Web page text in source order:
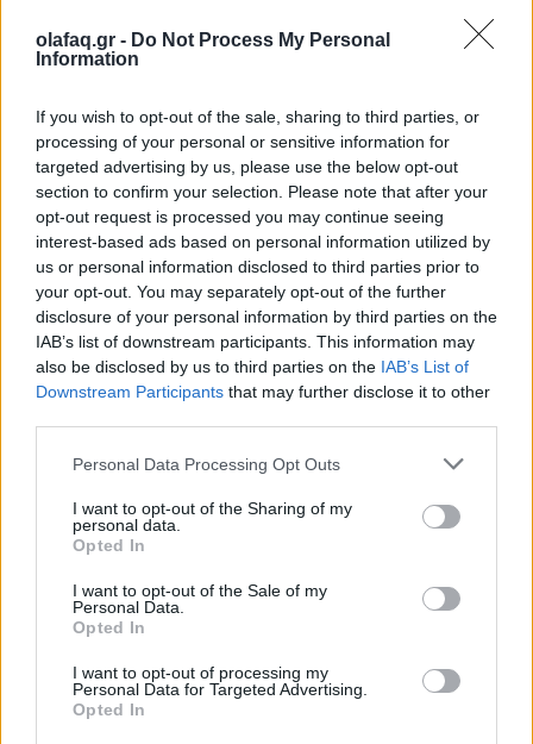
olafaq.gr - Do Not Process My Personal
Information
If you wish to opt-out of the sale, sharing to third parties, or
processing of your personal or sensitive information for
targeted advertising by us, please use the below opt-out
section to confirm your selection. Please note that after your
opt-out request is processed you may continue seeing
interest-based ads based on personal information utilized by
us or personal information disclosed to third parties prior to
your opt-out. You may separately opt-out of the further
disclosure of your personal information by third parties on the
IAB’s list of downstream participants. This information may
also be disclosed by us to third parties on the IAB’s List of
Downstream Participants that may further disclose it to other
Personal Data Processing Opt Outs
I want to opt-out of the Sharing of my
personal data.
Opted In
I want to opt-out of the Sale of my
Personal Data.
Opted In
I want to opt-out of processing my
Personal Data for Targeted Advertising.
Opted In
ξαναζήσουμε το πιο παράλογο ευρωπαϊκό ραντεβού με τον
χρόνο: θα γυρίσουμε τα ρολόγια μας πίσω μία ώρα, για να
"εξοικονομήσουμε ενέργεια".
Ελλάδα
Παραλύει η χώρα από τη 24ωρη απεργία
ΓΣΕΕ και ΑΔΕΔΥ ενάντια στο νέο εργασιακό
νομοσχέδιο
01.10.25